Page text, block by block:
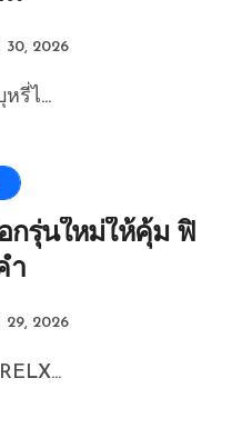
30, 2026
หรี่ไ...
กรุ่นใหม่ให้คุ้ม ฟิ
ำ
29, 2026